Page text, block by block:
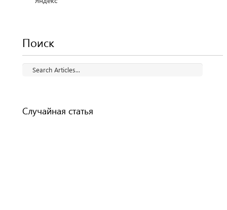
Поиск
Случайная статья